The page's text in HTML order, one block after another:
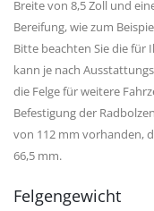
Breite von 8,5 Zoll und
Bereifung, wie zum
Bitte beachten Sie die für
kann je nach
die Felge für weitere
Befestigung der
von 112 mm vorhanden,
66,5 mm.
Felgengewicht